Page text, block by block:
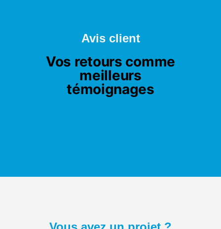
Avis client
Vos retours comme
meilleurs
témoignages